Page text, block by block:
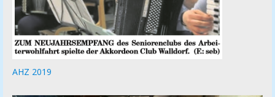
AHZ 2019